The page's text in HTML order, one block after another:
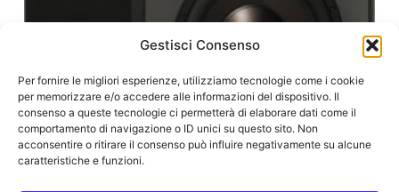
Gestisci Consenso
Per fornire le migliori esperienze, utilizziamo tecnologie come i cookie
per memorizzare e/o accedere alle informazioni del dispositivo. Il
consenso a queste tecnologie ci permetterà di elaborare dati come il
comportamento di navigazione o ID unici su questo sito. Non
acconsentire o ritirare il consenso può influire negativamente su alcune
caratteristiche e funzioni.